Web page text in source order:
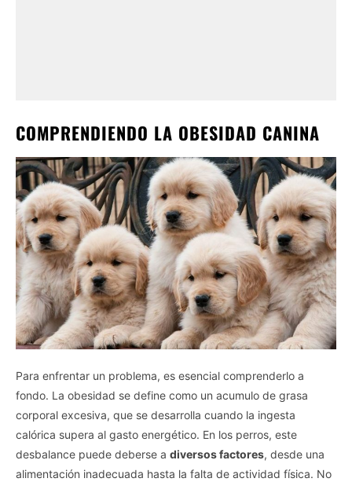
COMPRENDIENDO LA OBESIDAD CANINA
Para enfrentar un problema, es esencial comprenderlo a
fondo. La obesidad se define como un acumulo de grasa
corporal excesiva, que se desarrolla cuando la ingesta
calórica supera al gasto energético. En los perros, este
desbalance puede deberse a diversos factores, desde una
alimentación inadecuada hasta la falta de actividad física. No